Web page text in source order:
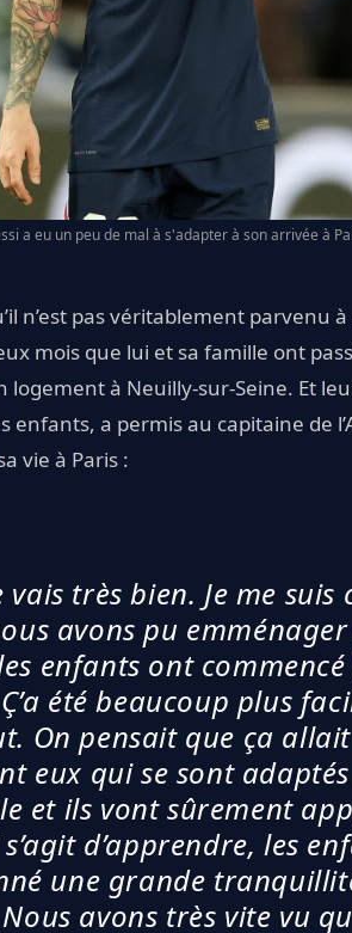
a eu un peu de mal à s'adapter à son arrivée à
n’est pas véritablement parvenu
mois que lui et sa famille ont
logement à Neuilly-sur-Seine. Et
enfants, a permis au capitaine de
vie à Paris :
très bien. Je me
avons pu
enfants ont
été beaucoup plus
On pensait que ça
eux qui se sont
et ils vont sûrement
d’apprendre, les
une grande
avons très vite vu